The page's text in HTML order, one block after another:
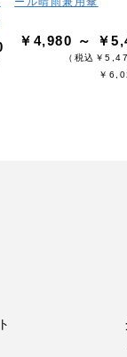
￥4,980 ～ ￥
（税込￥
￥